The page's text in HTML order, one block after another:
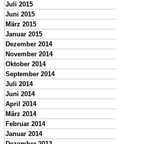
Juli 2015
Juni 2015
März 2015
Januar 2015
Dezember 2014
November 2014
Oktober 2014
September 2014
Juli 2014
Juni 2014
April 2014
März 2014
Februar 2014
Januar 2014